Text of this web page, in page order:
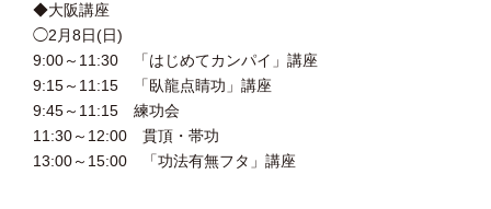
◆大阪講座
◯2月8日(日)
9:00～11:30 「はじめてカンパイ」講座
9:15～11:15 「臥龍点睛功」講座
9:45～11:15 練功会
11:30～12:00 貫頂・帯功
13:00～15:00 「功法有無フタ」講座